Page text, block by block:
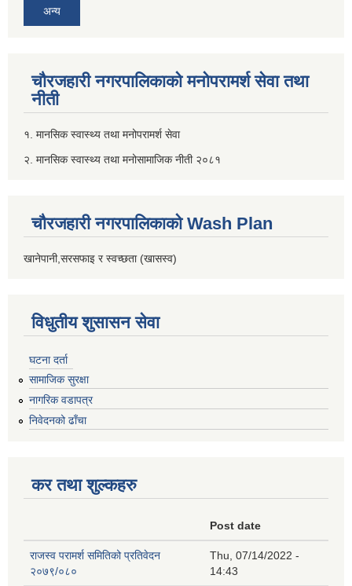
अन्य
चौरजहारी नगरपालिकाको मनोपरामर्श सेवा तथा
नीती
१. मानसिक स्वास्थ्य तथा मनोपरामर्श सेवा
२. मानसिक स्वास्थ्य तथा मनोसामाजिक नीती २०८१
चौरजहारी नगरपालिकाको Wash Plan
खानेपानी,सरसफाइ र स्वच्छता (खासस्व)
विधुतीय शुसासन सेवा
घटना दर्ता
सामाजिक सुरक्षा
नागरिक वडापत्र
निवेदनको ढाँचा
कर तथा शुल्कहरु
Post date
राजस्व परामर्श समितिको प्रतिवेदन
२०७९/०८०
Thu, 07/14/2022 -
14:43